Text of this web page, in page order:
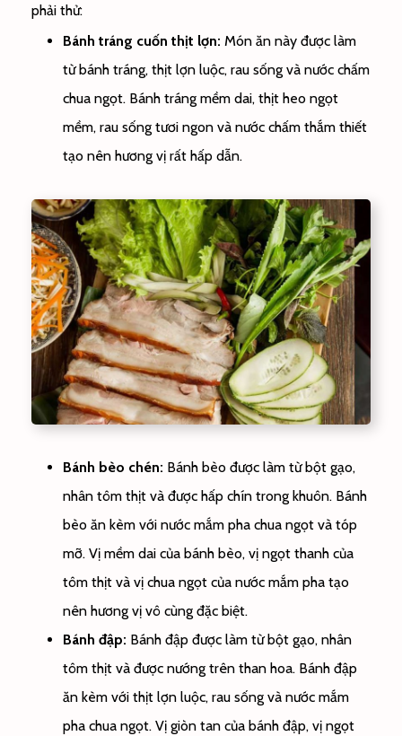
phải thử:
Bánh tráng cuốn thịt lợn: Món ăn này được làm
từ bánh tráng, thịt lợn luộc, rau sống và nước chấm
chua ngọt. Bánh tráng mềm dai, thịt heo ngọt
mềm, rau sống tươi ngon và nước chấm thắm thiết
tạo nên hương vị rất hấp dẫn.
Bánh bèo chén: Bánh bèo được làm từ bột gạo,
nhân tôm thịt và được hấp chín trong khuôn. Bánh
bèo ăn kèm với nước mắm pha chua ngọt và tóp
mỡ. Vị mềm dai của bánh bèo, vị ngọt thanh của
tôm thịt và vị chua ngọt của nước mắm pha tạo
nên hương vị vô cùng đặc biệt.
Bánh đập: Bánh đập được làm từ bột gạo, nhân
tôm thịt và được nướng trên than hoa. Bánh đập
ăn kèm với thịt lợn luộc, rau sống và nước mắm
pha chua ngọt. Vị giòn tan của bánh đập, vị ngọt